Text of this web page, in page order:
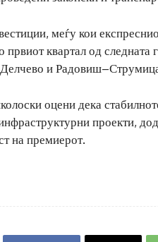
меѓу кои
квартал од следната
и
оцени дека
проекти,
на премиерот.